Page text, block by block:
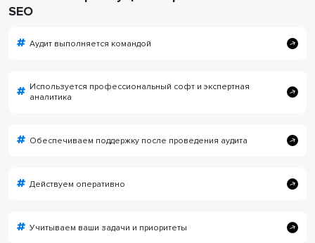
SEO
Аудит выполняется командой
Используется профессиональный софт и экспертная
аналитика
Обеспечиваем поддержку после проведения аудита
Действуем оперативно
Учитываем ваши задачи и приоритеты